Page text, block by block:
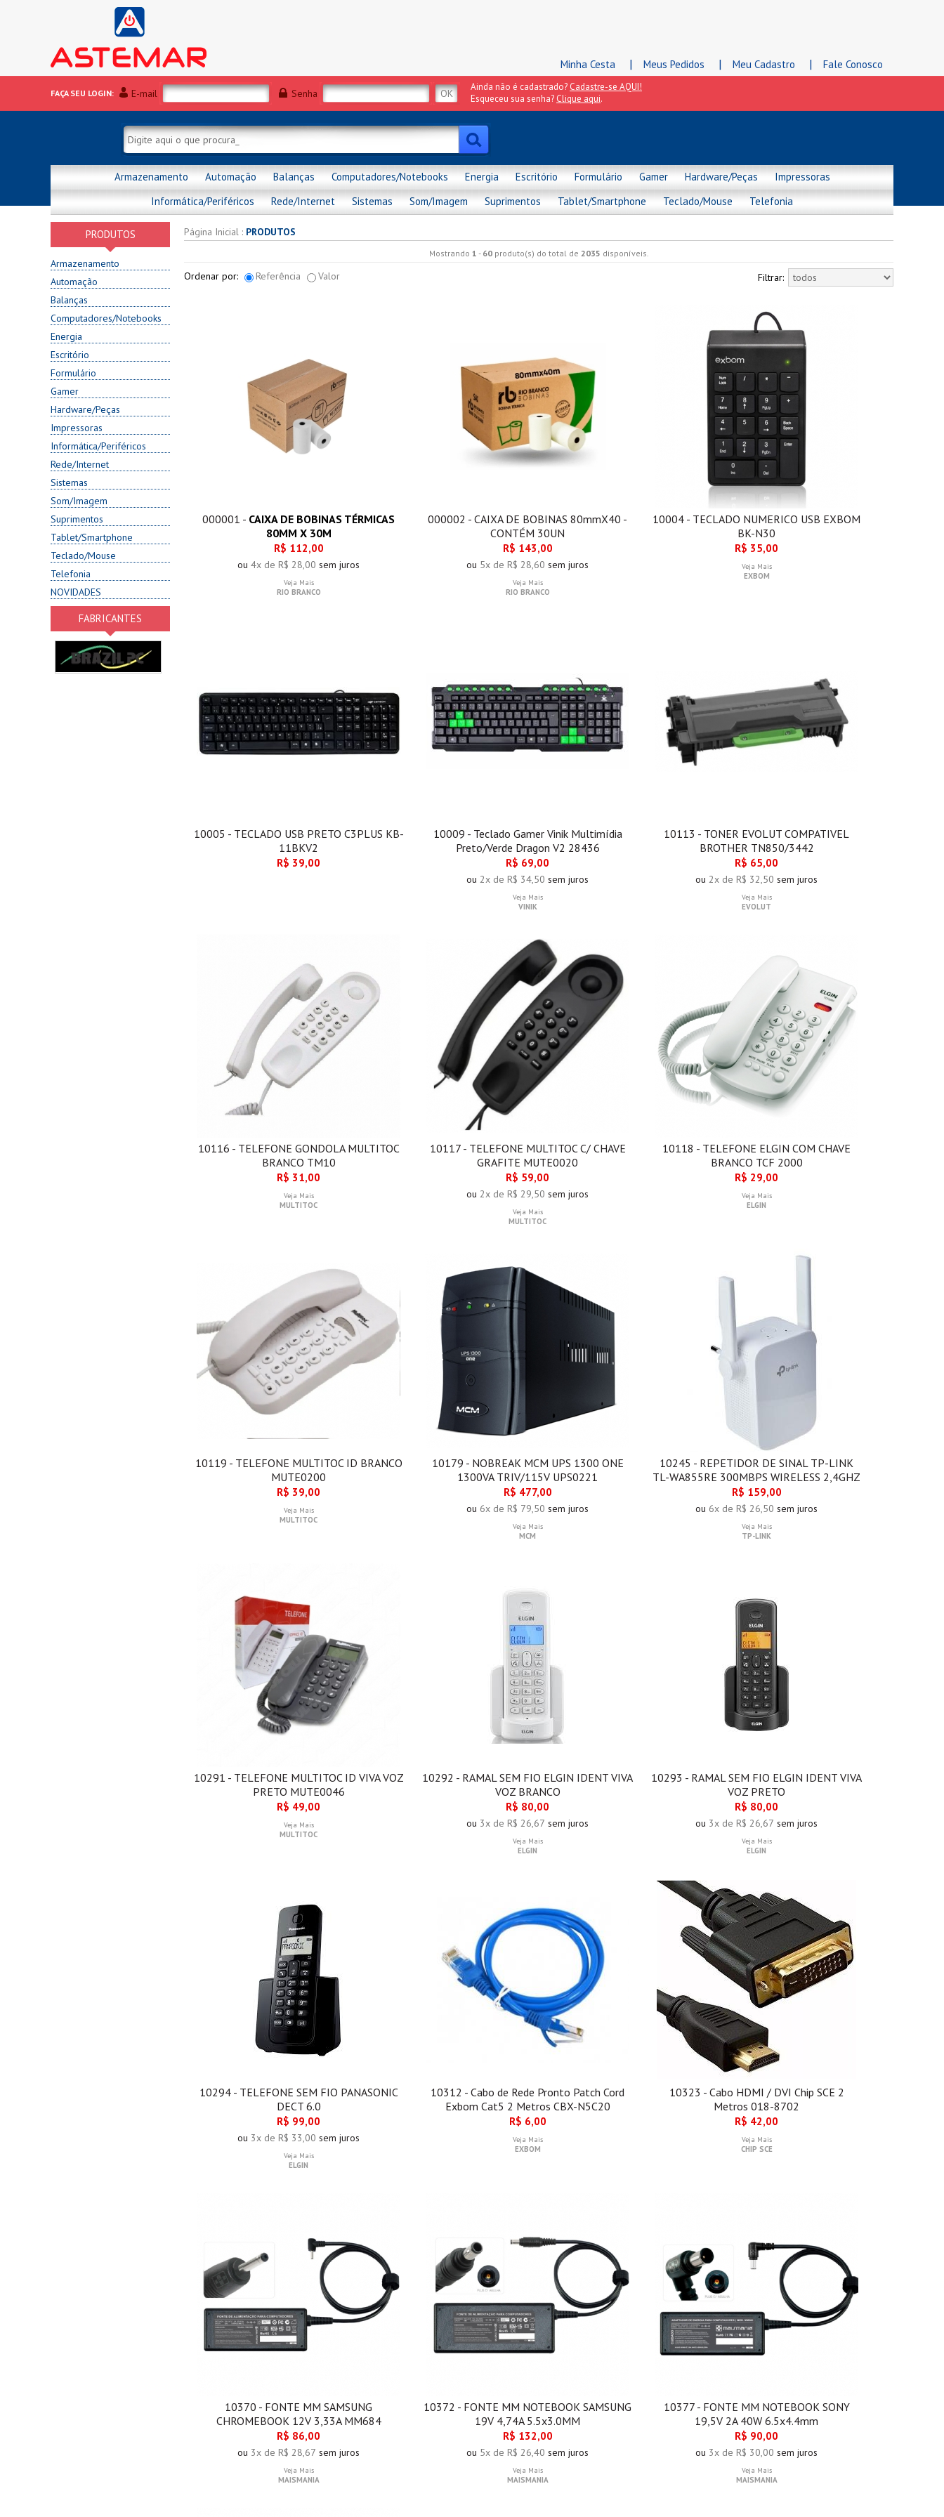
Minha Cesta | Meus Pedidos | Meu Cadastro | Fale Conosco
FAÇA SEU LOGIN: E-mail Senha
Ainda não é cadastrado? Cadastre-se AQUI!
Esqueceu sua senha? Clique aqui.
Armazenamento Automação Balanças Computadores/Notebooks Energia Escritório Formulário Gamer Hardware/Peças
Impressoras
Informática/Periféricos
Rede/Internet Sistemas Som/Imagem Suprimentos Tablet/Smartphone Teclado/Mouse Telefonia
PRODUTOS
Armazenamento
Automação
Balanças
Computadores/Notebooks
Energia
Escritório
Formulário
Gamer
Hardware/Peças
Impressoras
Informática/Periféricos
Rede/Internet
Sistemas
Som/Imagem
Suprimentos
Tablet/Smartphone
Teclado/Mouse
Telefonia
NOVIDADES
FABRICANTES
Página Inicial : PRODUTOS
Mostrando 1 - 60produto(s) do total de 2035 disponíveis.
Ordenar por: Referência Valor Filtrar:
000001 - CAIXA DE BOBINAS TÉRMICAS
80MM X 30M
R$ 112,00
ou 4x de R$ 28,00 sem juros
Veja Mais
RIO BRANCO
000002 - CAIXA DE BOBINAS 80mmX40 -
CONTÉM 30UN
R$ 143,00
ou 5x de R$ 28,60 sem juros
Veja Mais
RIO BRANCO
10004 - TECLADO NUMERICO USB EXBOM
BK-N30
R$ 35,00
Veja Mais
EXBOM
10005 - TECLADO USB PRETO C3PLUS KB-
11BKV2
R$ 39,00
10009 - Teclado Gamer Vinik Multimídia
Preto/Verde Dragon V2 28436
R$ 69,00
ou 2x de R$ 34,50 sem juros
Veja Mais
VINIK
10113 - TONER EVOLUT COMPATIVEL
BROTHER TN850/3442
R$ 65,00
ou 2x de R$ 32,50 sem juros
Veja Mais
EVOLUT
10116 - TELEFONE GONDOLA MULTITOC
BRANCO TM10
R$ 31,00
Veja Mais
MULTITOC
10117 - TELEFONE MULTITOC C/ CHAVE
GRAFITE MUTE0020
R$ 59,00
ou 2x de R$ 29,50 sem juros
Veja Mais
MULTITOC
10118 - TELEFONE ELGIN COM CHAVE
BRANCO TCF 2000
R$ 29,00
Veja Mais
ELGIN
10119 - TELEFONE MULTITOC ID BRANCO
MUTE0200
R$ 39,00
Veja Mais
MULTITOC
10179 - NOBREAK MCM UPS 1300 ONE
1300VA TRIV/115V UPS0221
R$ 477,00
ou 6x de R$ 79,50 sem juros
Veja Mais
MCM
10245 - REPETIDOR DE SINAL TP-LINK
TL-WA855RE 300MBPS WIRELESS 2,4GHZ
R$ 159,00
ou 6x de R$ 26,50 sem juros
Veja Mais
TP-LINK
10291 - TELEFONE MULTITOC ID VIVA VOZ
PRETO MUTE0046
R$ 49,00
Veja Mais
MULTITOC
10292 - RAMAL SEM FIO ELGIN IDENT VIVA
VOZ BRANCO
R$ 80,00
ou 3x de R$ 26,67 sem juros
Veja Mais
ELGIN
10293 - RAMAL SEM FIO ELGIN IDENT VIVA
VOZ PRETO
R$ 80,00
ou 3x de R$ 26,67 sem juros
Veja Mais
ELGIN
10294 - TELEFONE SEM FIO PANASONIC
DECT 6.0
R$ 99,00
ou 3x de R$ 33,00 sem juros
Veja Mais
ELGIN
10312 - Cabo de Rede Pronto Patch Cord
Exbom Cat5 2 Metros CBX-N5C20
R$ 6,00
Veja Mais
EXBOM
10323 - Cabo HDMI / DVI Chip SCE 2
Metros 018-8702
R$ 42,00
Veja Mais
CHIP SCE
10370 - FONTE MM SAMSUNG
CHROMEBOOK 12V 3,33A MM684
R$ 86,00
ou 3x de R$ 28,67 sem juros
Veja Mais
MAISMANIA
10372 - FONTE MM NOTEBOOK SAMSUNG
19V 4,74A 5.5x3.0MM
R$ 132,00
ou 5x de R$ 26,40 sem juros
Veja Mais
MAISMANIA
10377 - FONTE MM NOTEBOOK SONY
19,5V 2A 40W 6.5x4.4mm
R$ 90,00
ou 3x de R$ 30,00 sem juros
Veja Mais
MAISMANIA